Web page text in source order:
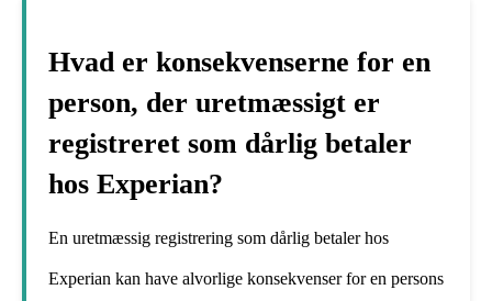
Hvad er konsekvenserne for en
person, der uretmæssigt er
registreret som dårlig betaler
hos Experian?
En uretmæssig registrering som dårlig betaler hos
Experian kan have alvorlige konsekvenser for en persons